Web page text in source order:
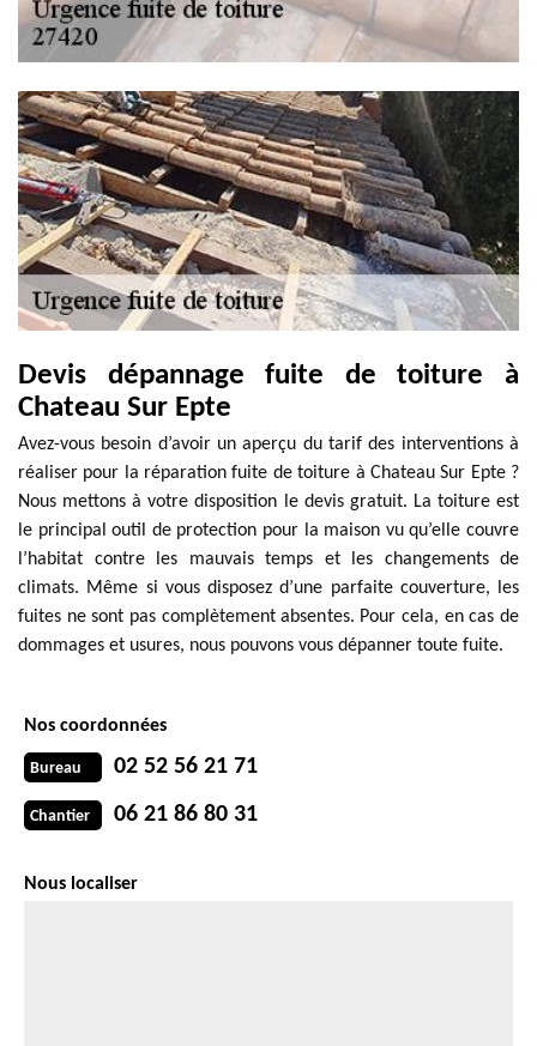
Devis dépannage fuite de toiture à
Chateau Sur Epte
Avez-vous besoin d’avoir un aperçu du tarif des interventions à
réaliser pour la réparation fuite de toiture à Chateau Sur Epte ?
Nous mettons à votre disposition le devis gratuit. La toiture est
le principal outil de protection pour la maison vu qu’elle couvre
l’habitat contre les mauvais temps et les changements de
climats. Même si vous disposez d’une parfaite couverture, les
fuites ne sont pas complètement absentes. Pour cela, en cas de
dommages et usures, nous pouvons vous dépanner toute fuite.
Nos coordonnées
Bureau 02 52 56 21 71
Chantier 06 21 86 80 31
Nous localiser